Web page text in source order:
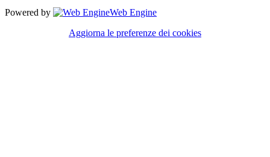
Powered by
Web Engine
Aggiorna le preferenze dei cookies